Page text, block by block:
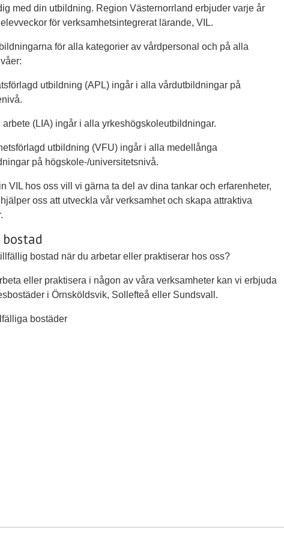
med din utbildning. Region Västernorrland erbjuder varje år
för verksamhetsintegrerat lärande, VIL.
för alla kategorier av vårdpersonal och på alla
utbildning (APL) ingår i alla vårdutbildningar på
arbete (LIA) ingår i alla yrkeshögskoleutbildningar.
utbildning (VFU) ingår i alla medellånga
på högskole-/universitetsnivå.
VIL hos oss vill vi gärna ta del av dina tankar och erfarenheter,
oss att utveckla vår verksamhet och skapa attraktiva
bostad när du arbetar eller praktiserar hos oss?
eller praktisera i någon av våra verksamheter kan vi erbjuda
i Örnsköldsvik, Sollefteå eller Sundsvall.
bostäder